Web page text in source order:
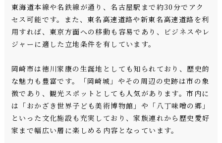
東海道本線や名鉄線が通り、名古屋駅まで約30分でアク
セス可能です。また、東名高速道路や新東名高速道路を利
用すれば、東京方面への移動も容易であり、ビジネスやレ
ジャーに適した立地条件を有しています。
岡崎市は徳川家康の生誕地としても知られており、歴史的
な魅力も豊富です。「岡崎城」やその周辺の史跡は市の象
徴であり、観光スポットとしても人気があります。市内に
は「おかざき世界子ども美術博物館」や「八丁味噌の郷」
といった文化施設も充実しており、家族連れから歴史愛好
家まで幅広い層に楽しめる内容となっています。